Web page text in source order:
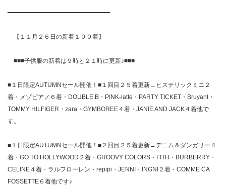
━━━━━━━━━━━━━━━━━━━━━━━━━━━━━
【１１月２６日の新着１００着】
■■■子供服の新着は９時と２１時に更新♪■■■
■１日限定AUTUMNセール開催！■１回目２５着更新→ヒステリックミニ２
着・メゾピアノ６着・DOUBLE.B・PINK-latte・PARTY TICKET・Bruyant・
TOMMY HILFIGER・zara・GYMBOREE４着・JANIE AND JACK４着他で
す。
■１日限定AUTUMNセール開催！■２回目２５着更新→デニム＆ダンガリー４
着・GO TO HOLLYWOOD２着・GROOVY COLORS・FITH・BURBERRY・
CELINE４着・ラルフローレン・repipi・JENNI・INGNI２着・COMME CA
FOSSETTE６着他です♪